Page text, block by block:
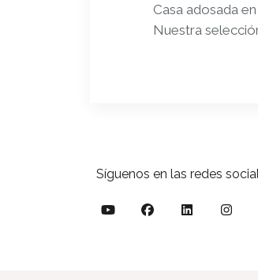
Casa adosada
Nuestra
Síguenos en las redes